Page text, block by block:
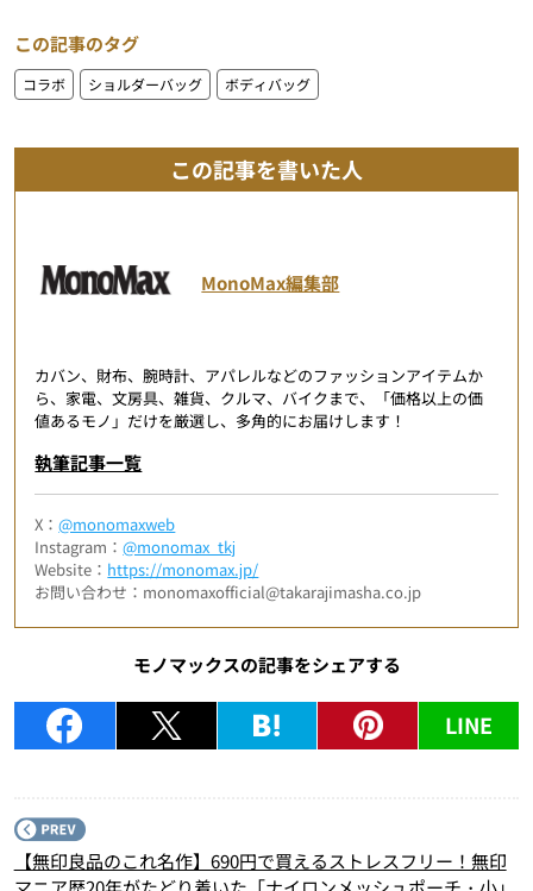
この記事のタグ
コラボ ショルダーバッグ ボディバッグ
この記事を書いた人
MonoMax編集部
カバン、財布、腕時計、アパレルなどのファッションアイテムか
ら、家電、文房具、雑貨、クルマ、バイクまで、「価格以上の価
値あるモノ」だけを厳選し、多角的にお届けします！
執筆記事一覧
X：@monomaxweb
Instagram：@monomax_tkj
Website： https://monomax.jp/
お問い合わせ：monomaxofficial@takarajimasha.co.jp
モノマックスの記事をシェアする
LINE
【無印良品のこれ名作】690円で買えるストレスフリー！無印